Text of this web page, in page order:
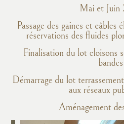
Mai et Juin
Passage des gaines et câbles
réservations des fluides
Finalisation du lot cloisons
bandes
Démarrage du lot
aux réseaux
Aménagement